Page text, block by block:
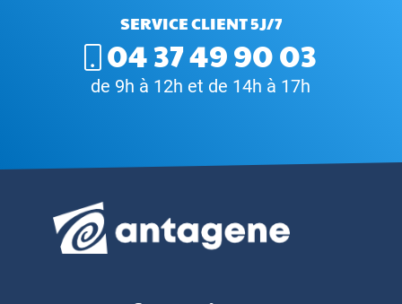
SERVICE CLIENT 5J/7
04 37 49 90 03
de 9h à 12h et de 14h à 17h